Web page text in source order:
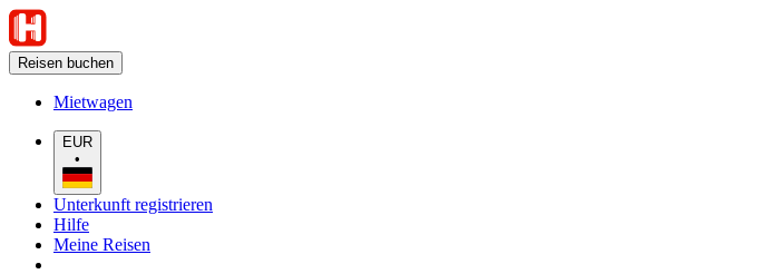
Reisen buchen
Mietwagen
EUR
•
Unterkunft registrieren
Hilfe
Meine Reisen